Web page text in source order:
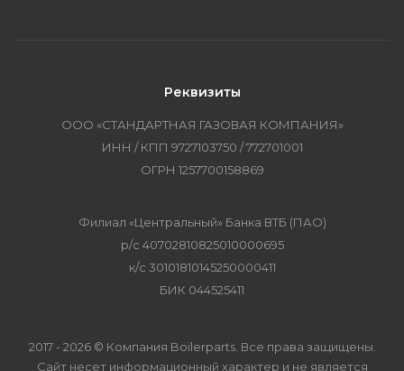
Реквизиты
ООО «СТАНДАРТНАЯ ГАЗОВАЯ КОМПАНИЯ»
ИНН / КПП 9727103750 / 772701001
ОГРН 1257700158869
Филиал «Центральный» Банка ВТБ (ПАО)
р/с 40702810825010000695
к/с 30101810145250000411
БИК 044525411
2017 - 2026 © Компания Boilerparts. Все права защищены.
Сайт несет информационный характер и не является